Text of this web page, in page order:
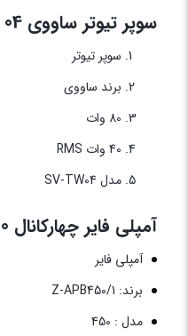
سوپر تیوتر ساووی SV – TW 04
سوپر تیوتر
برند ساووی
80 وات
40 وات RMS
مدل SV-TW04
آمپلی فایر چهارکانال z2-450
آمپلی فایر
برند: Z-APB450/1
مدل : 450